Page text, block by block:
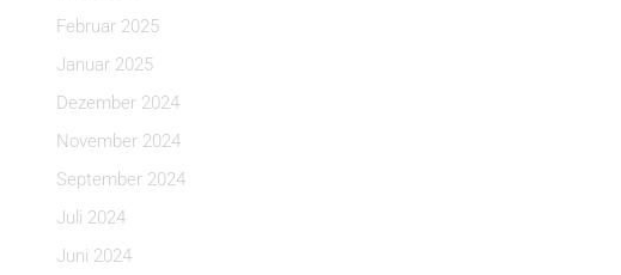
Februar 2025
Januar 2025
Dezember 2024
November 2024
September 2024
Juli 2024
Juni 2024